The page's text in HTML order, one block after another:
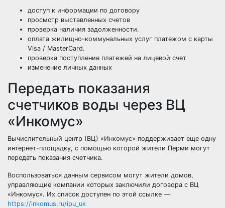
доступ к информации по договору
просмотр выставленных счетов
проверка наличия задолженности.
оплата жилищно-коммунальных услуг платежом с карты
Visa / MasterCard.
проверка поступление платежей на лицевой счет
изменение личных данных
Передать показания
счетчиков воды через ВЦ
«Инкомус»
Вычислительный центр (ВЦ) «Инкомус» поддерживает еще одну
интернет-площадку, с помощью которой жители Перми могут
передать показания счетчика.
Воспользоваться данным сервисом могут жители домов,
управляющие компании которых заключили договора с ВЦ
«Инкомус». Их список доступен по этой ссылке —
https://inkomus.ru/ipu_uk